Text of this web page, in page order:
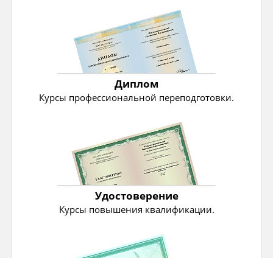
Диплом
Курсы профессиональной переподготовки.
Удостоверение
Курсы повышения квалификации.